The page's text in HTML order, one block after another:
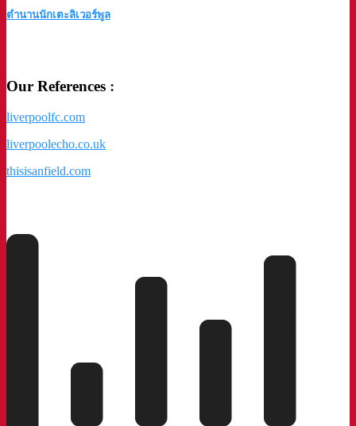
ตำนานนักเตะลิเวอร์พูล
Our References :
liverpoolfc.com
liverpoolecho.co.uk
thisisanfield.com